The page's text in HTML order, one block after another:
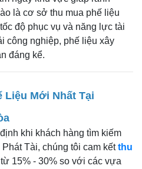
là cơ sở thu mua phế liệu
độ phục vụ và năng lực tài
công nghiệp, phế liệu xây
đáng kể.
Liệu Mới Nhất Tại
khi khách hàng tìm kiếm
Tài, chúng tôi cam kếtthu
15% - 30% so với các vựa